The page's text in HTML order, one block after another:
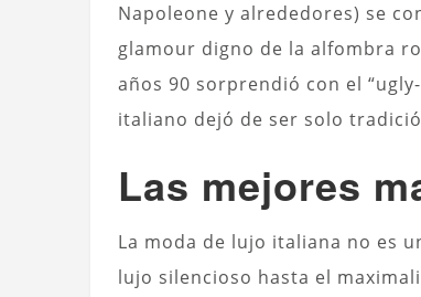
Napoleone y alrededores) se
glamour digno de la alfombra
años 90 sorprendió con el
italiano dejó de ser solo
Las mejores
La moda de lujo italiana no es
lujo silencioso hasta el